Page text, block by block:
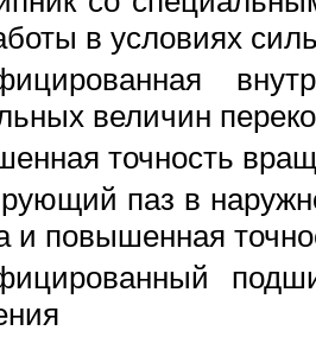
в условиях
величин
точность
паз в
и повышенная